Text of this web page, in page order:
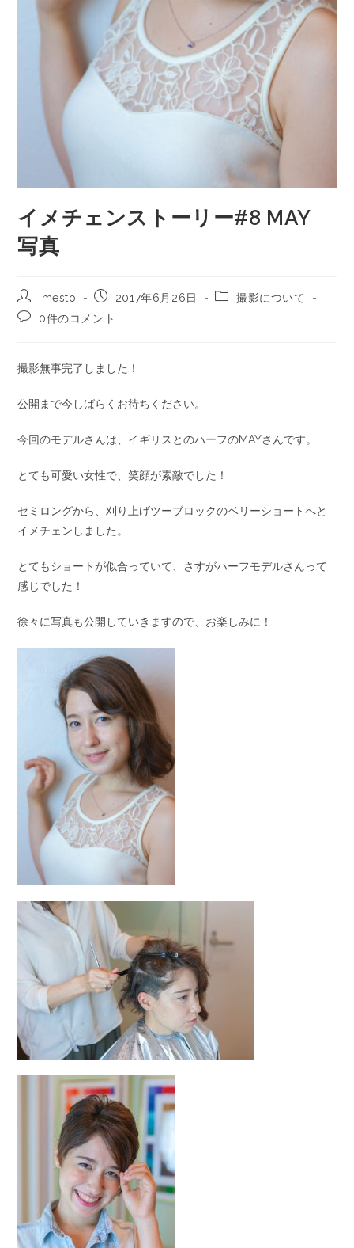
イメチェンストーリー#8 MAY
写真
imesto 2017年6月26日
撮影について
0件のコメント
撮影無事完了しました！
公開まで今しばらくお待ちください。
今回のモデルさんは、イギリスとのハーフのMAYさんです。
とても可愛い女性で、笑顔が素敵でした！
セミロングから、刈り上げツーブロックのベリーショートへと
イメチェンしました。
とてもショートが似合っていて、さすがハーフモデルさんって
感じでした！
徐々に写真も公開していきますので、お楽しみに！